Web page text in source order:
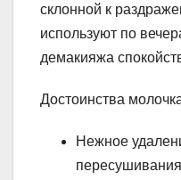
склонной к
используют по
демакияжа
Достоинства
Нежное